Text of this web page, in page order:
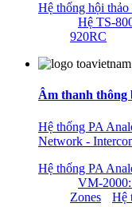
Hệ thống hội
Hệ TS-
920RC
Âm thanh thông
Hệ thống PA
Network -
Hệ thống PA
VM-2000:
Zones
Hệ